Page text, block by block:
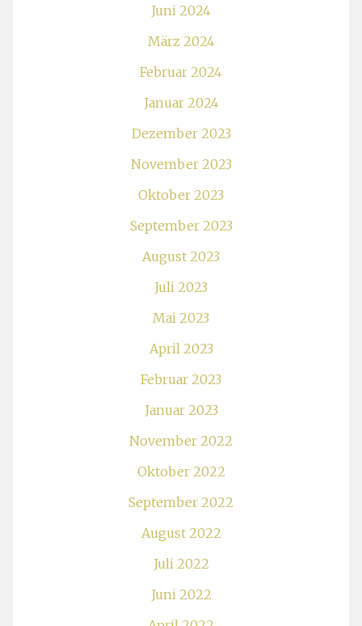
Juni 2024
März 2024
Februar 2024
Januar 2024
Dezember 2023
November 2023
Oktober 2023
September 2023
August 2023
Juli 2023
Mai 2023
April 2023
Februar 2023
Januar 2023
November 2022
Oktober 2022
September 2022
August 2022
Juli 2022
Juni 2022